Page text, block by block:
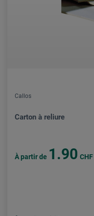
Callos
Carton à reliure
À partir de 1.90 CHF